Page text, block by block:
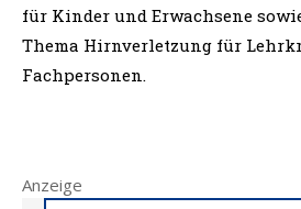
für Kinder und Erwachsene
Thema Hirnverletzung für
Fachpersonen.
Anzeige